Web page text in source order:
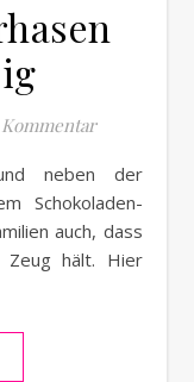
Schokoladen-
auch, dass
hält. Hier